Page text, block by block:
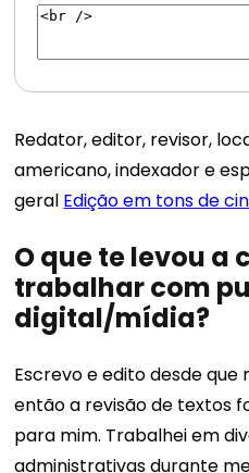
Redator, editor, revisor,
americano, indexador e
geral Edição em tons de
O que te levou a
trabalhar com
digital/mídia?
Escrevo e edito desde
então a revisão de textos
para mim. Trabalhei em
administrativas durante